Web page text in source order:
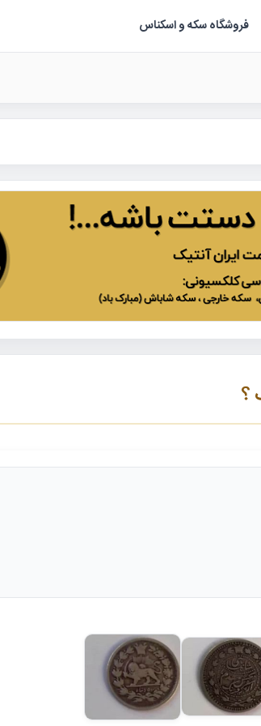
فروشگاه سکه و اسکناس